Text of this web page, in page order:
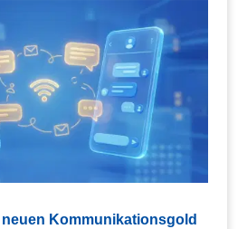
neuen Kommunikationsgold